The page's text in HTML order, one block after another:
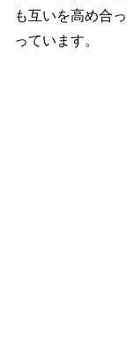
も互いを高め合
っています。